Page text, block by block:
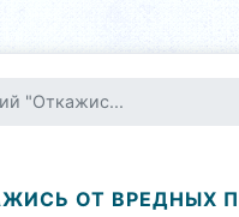
"Откажис...
ОТ ВРЕДНЫХ